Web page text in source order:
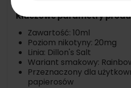
Kluczowe parametry
Zawartość: 10ml
Poziom nikotyny: 20mg
Linia: Dillon's Salt
Wariant smakowy:
Przeznaczony dla
papierosów